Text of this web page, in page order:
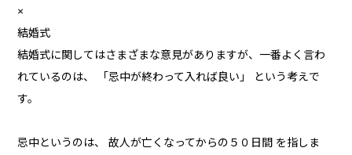
×
結婚式
結婚式に関してはさまざまな意見がありますが、一番よく言わ
れているのは、 「忌中が終わって入れば良い」 という考えで
す。
忌中というのは、 故人が亡くなってからの５０日間 を指しま